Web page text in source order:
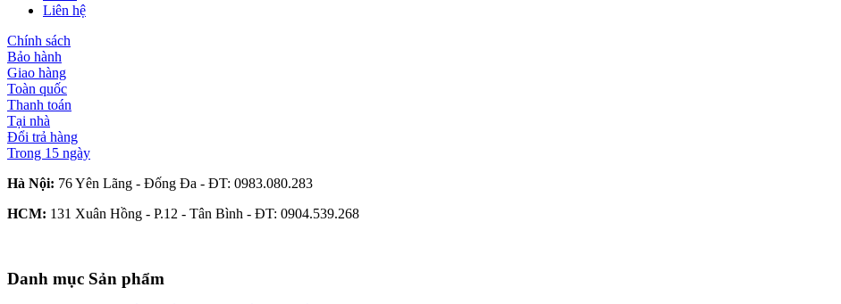
Liên hệ
Chính sách
Bảo hành
Giao hàng
Toàn quốc
Thanh toán
Tại nhà
Đổi trả hàng
Trong 15 ngày
Hà Nội: 76 Yên Lãng - Đống Đa - ĐT: 0983.080.283
HCM: 131 Xuân Hồng - P.12 - Tân Bình - ĐT: 0904.539.268
Danh mục Sản phẩm